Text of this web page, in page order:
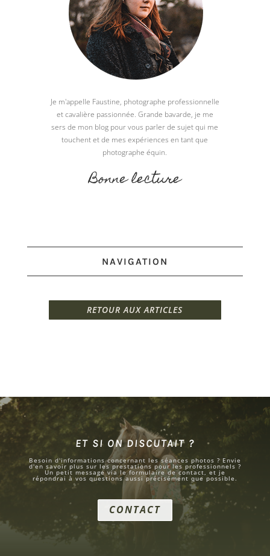
Je m'appelle Faustine, photographe professionnelle
et cavalière passionnée. Grande bavarde, je me
sers de mon blog pour vous parler de sujet qui me
touchent et de mes expériences en tant que
photographe équin.
Bonne lecture
NAVIGATION
RETOUR AUX ARTICLES
ET SI ON DISCUTAIT ?
Besoin d'informations concernant les séances photos ? Envie
d'en savoir plus sur les prestations pour les professionnels ?
Un petit message via le formulaire de contact, et je
répondrai à vos questions aussi précisément que possible.
CONTACT